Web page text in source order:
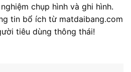
chụp hình và ghi hình.
tin bổ ích từ matdaibang.com
tiêu dùng thông thái!